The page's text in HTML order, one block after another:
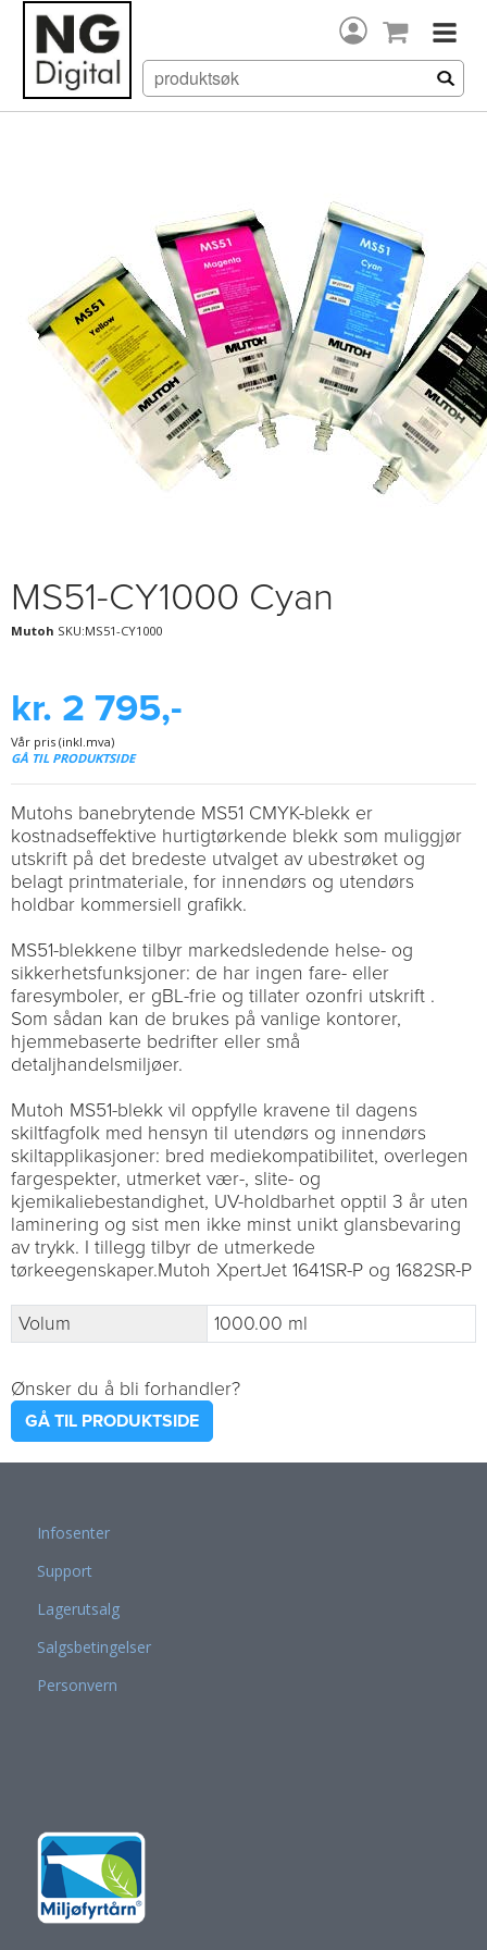
MS51-CY1000 Cyan
Mutoh SKU:MS51-CY1000
kr. 2 795,-
Vår pris (inkl.mva)
GÅ TIL PRODUKTSIDE
Mutohs banebrytende MS51 CMYK-blekk er
kostnadseffektive hurtigtørkende blekk som muliggjør
utskrift på det bredeste utvalget av ubestrøket og
belagt printmateriale, for innendørs og utendørs
holdbar kommersiell grafikk.
MS51-blekkene tilbyr markedsledende helse- og
sikkerhetsfunksjoner: de har ingen fare- eller
faresymboler, er gBL-frie og tillater ozonfri utskrift .
Som sådan kan de brukes på vanlige kontorer,
hjemmebaserte bedrifter eller små
detaljhandelsmiljøer.
Mutoh MS51-blekk vil oppfylle kravene til dagens
skiltfagfolk med hensyn til utendørs og innendørs
skiltapplikasjoner: bred mediekompatibilitet, overlegen
fargespekter, utmerket vær-, slite- og
kjemikaliebestandighet, UV-holdbarhet opptil 3 år uten
laminering og sist men ikke minst unikt glansbevaring
av trykk. I tillegg tilbyr de utmerkede
tørkeegenskaper.Mutoh XpertJet 1641SR-P og 1682SR-P
Volum 1000.00 ml
Ønsker du å bli forhandler?
GÅ TIL PRODUKTSIDE
Infosenter
Support
Lagerutsalg
Salgsbetingelser
Personvern